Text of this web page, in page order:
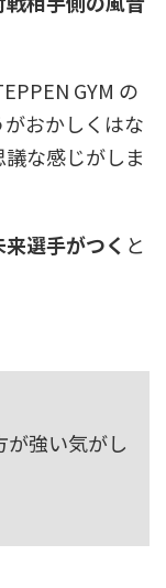
GYM の
おかしくはな
な感じがしま
選手がつく と
が強い気がし